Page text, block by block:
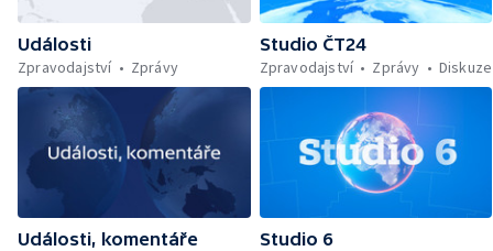
Události
Zpravodajství
Zprávy
Studio ČT24
Zpravodajství
Zprávy Diskuze
Události, komentáře
Studio 6